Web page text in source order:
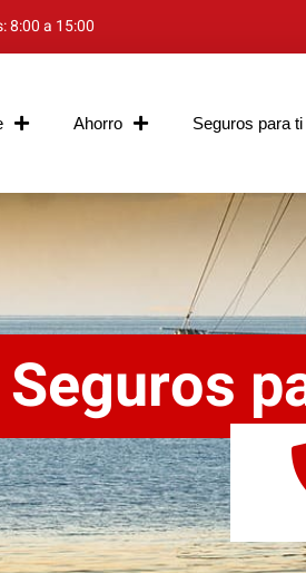
8:00 a 15:00
Ahorro Seguros para ti
Seguros